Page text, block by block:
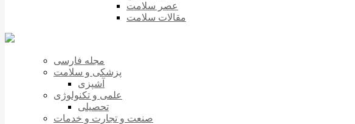
عصر سلامت
مقالات سلامت
مجله فارسی
پزشکی و سلامت
آشپزی
علمی و تکنولوژی
تحصیلی
صنعت و تجارت و خدمات